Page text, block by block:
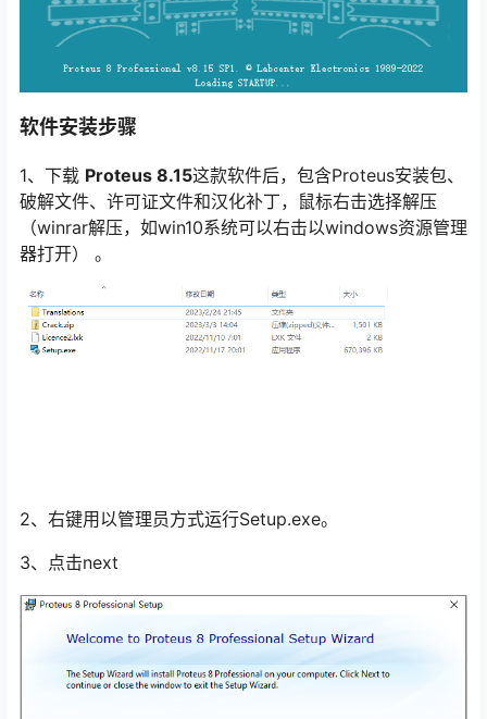
软件安装步骤
1、下载 Proteus 8.15这款软件后，包含Proteus安装包、
破解文件、许可证文件和汉化补丁，鼠标右击选择解压
（winrar解压，如win10系统可以右击以windows资源管理
器打开） 。
2、右键用以管理员方式运行Setup.exe。
3、点击next